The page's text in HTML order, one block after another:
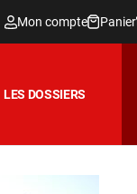
Mon compte Panier
LES DOSSIERS